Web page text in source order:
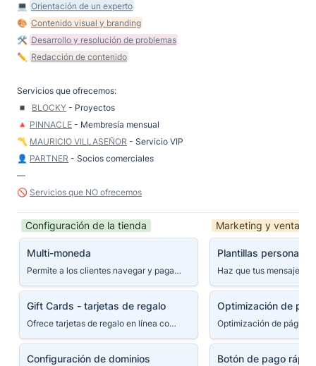
💻 Orientación de un experto
🎨 Contenido visual y branding
🛠 Desarrollo y resolución de problemas
✏️ Redacción de contenido
Servicios que ofrecemos:
◾️ BLOCKY - Proyectos
🔺 PINNACLE - Membresía mensual
〽️ MAURICIO VILLASEÑOR - Servicio VIP
👤 PARTNER - Socios comerciales
—
🚫 Servicios que NO ofrecemos
Configuración de la tienda
Multi-moneda
Multi-moneda
Permite a los clientes navegar y pagar en la moneda preferida.
Gift Cards - tarjetas de regalo
Gift Cards - tarjetas de regalo
Ofrece tarjetas de regalo en línea como una manera de seguir vendiendo, aun cuando el cliente no sepa qué comprar.
Configuración de dominios
Configuración de dominios
Marketing y ventas
Plantillas
email
Plantillas
Optimización de
Optimización de
Botón de pago
Botón de pago